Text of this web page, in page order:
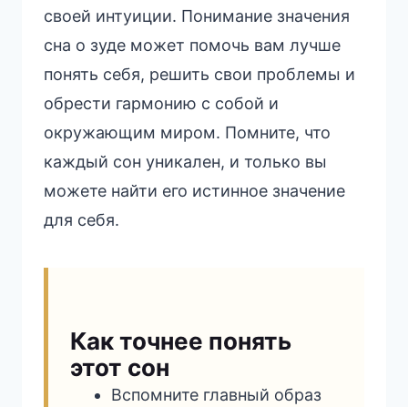
своей интуиции. Понимание значения
сна о зуде может помочь вам лучше
понять себя, решить свои проблемы и
обрести гармонию с собой и
окружающим миром. Помните, что
каждый сон уникален, и только вы
можете найти его истинное значение
для себя.
Как точнее понять
этот сон
Вспомните главный образ